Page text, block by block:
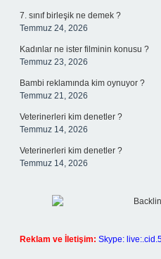
7. sınıf birleşik ne demek ?
Temmuz 24, 2026
Kadınlar ne ister filminin konusu ?
Temmuz 23, 2026
Bambi reklamında kim oynuyor ?
Temmuz 21, 2026
Veterinerleri kim denetler ?
Temmuz 14, 2026
Veterinerleri kim denetler ?
Temmuz 14, 2026
Reklam ve İletişim: Skype: